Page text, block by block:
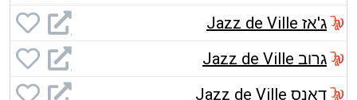
ג'אז Jazz de Ville
גרוב Jazz de Ville
דאנס Jazz de Ville